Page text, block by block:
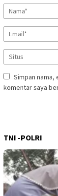
Simpan nama,
komentar saya
TNI -POLRI